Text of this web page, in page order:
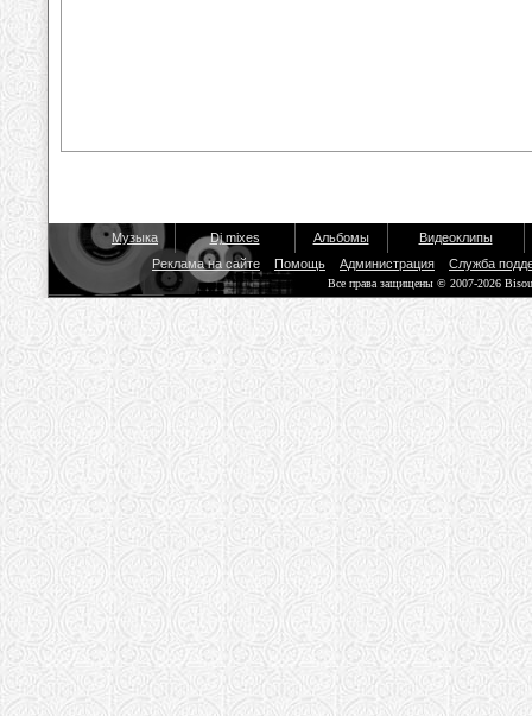
Музыка Dj mixes Альбомы
Видеоклипы
Реклама на сайте
Помощь Администрация Служба
Все права защищены © 2007-2026